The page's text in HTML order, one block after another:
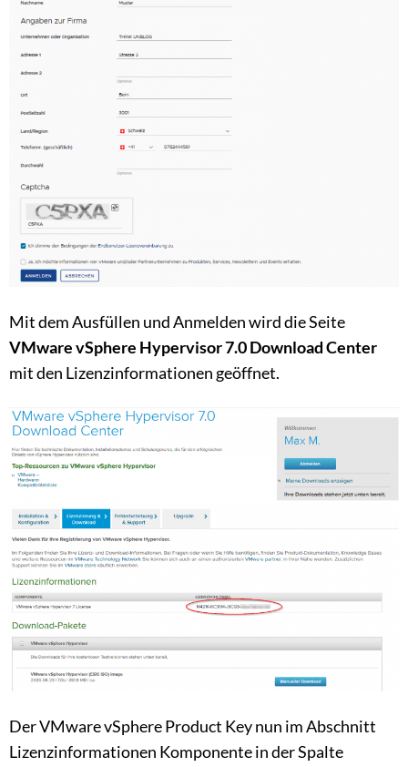
Mit dem Ausfüllen und Anmelden wird die Seite
VMware vSphere Hypervisor 7.0 Download Center
mit den Lizenzinformationen geöffnet.
Der VMware vSphere Product Key nun im Abschnitt
Lizenzinformationen Komponente in der Spalte